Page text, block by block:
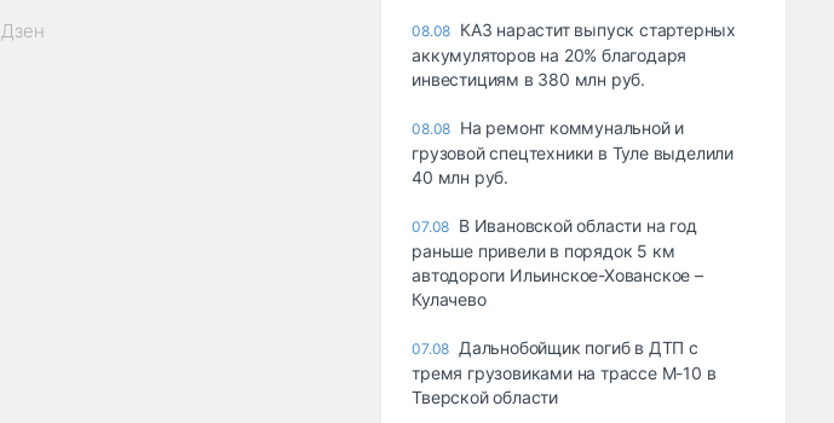
Дзен 08.08 КАЗ нарастит выпуск стартерных
аккумуляторов на 20% благодаря
инвестициям в 380 млн руб.
08.08 На ремонт коммунальной и
грузовой спецтехники в Туле выделили
40 млн руб.
07.08 В Ивановской области на год
раньше привели в порядок 5 км
автодороги Ильинское-Хованское –
Кулачево
07.08 Дальнобойщик погиб в ДТП с
тремя грузовиками на трассе М-10 в
Тверской области